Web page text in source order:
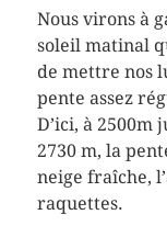
Nous virons à
soleil matinal
de mettre nos
pente assez
D’ici, à 2500m
2730 m, la
neige fraîche,
raquettes.